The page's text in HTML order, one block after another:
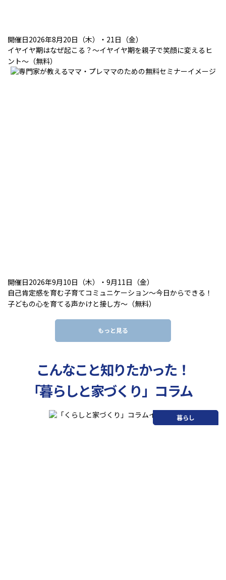
開催日2026年8月20日（木）・21日（金）
イヤイヤ期はなぜ起こる？～イヤイヤ期を親子で笑顔に変えるヒ
ント～（無料）
開催日2026年9月10日（木）・9月11日（金）
自己肯定感を育む子育てコミュニケーション～今日からできる！
子どもの心を育てる声かけと接し方～（無料）
もっと見る
こんなこと知りたかった！
「暮らしと家づくり」コラム
暮らし